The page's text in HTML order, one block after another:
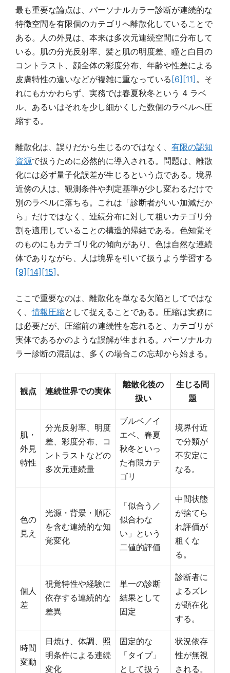
最も重要な論点は、パーソナルカラー診断が連続的な
特徴空間を有限個のカテゴリへ離散化していることで
ある。人の外見は、本来は多次元連続空間に分布して
いる。肌の分光反射率、髪と肌の明度差、瞳と白目の
コントラスト、顔全体の彩度分布、年齢や性差による
皮膚特性の違いなどが複雑に重なっている[6][11] 。そ
れにもかかわらず、実務では春夏秋冬という 4 ラベ
ル、あるいはそれを少し細かくした数個のラベルへ圧
縮する。
離散化は、誤りだから生じるのではなく、 有限の認知
資源で扱うために必然的に導入される。問題は、離散
化には必ず量子化誤差が生じるという点である。境界
近傍の人は、観測条件や判定基準が少し変わるだけで
別のラベルに落ちる。これは「診断者がいい加減だか
ら」だけではなく、連続分布に対して粗いカテゴリ分
割を適用していることの構造的帰結である。色知覚そ
のものにもカテゴリ化の傾向があり、色は自然な連続
体でありながら、人は境界を引いて扱うよう学習する
[9][14][15] 。
ここで重要なのは、離散化を単なる欠陥としてではな
く、情報圧縮として捉えることである。圧縮は実務に
は必要だが、圧縮前の連続性を忘れると、カテゴリが
実体であるかのような誤解が生まれる。パーソナルカ
ラー診断の混乱は、多くの場合この忘却から始まる。
観点 連続世界での実体
離散化後の
扱い
生じる問
題
肌・
外見
特性
分光反射率、明度
差、彩度分布、コ
ントラストなどの
多次元連続量
ブルベ／イ
エベ、春夏
秋冬といっ
た有限カテ
ゴリ
境界付近
で分類が
不安定に
なる。
色の
見え
光源・背景・順応
を含む連続的な知
覚変化
「似合う／
似合わな
い」という
二値的評価
中間状態
が捨てら
れ評価が
粗くな
る。
個人
差
視覚特性や経験に
依存する連続的な
差異
単一の診断
結果として
固定
診断者に
よるズレ
が顕在化
する。
時間
変動
日焼け、体調、照
明条件による連続
変化
固定的な
「タイプ」
として扱う
状況依存
性が無視
される。